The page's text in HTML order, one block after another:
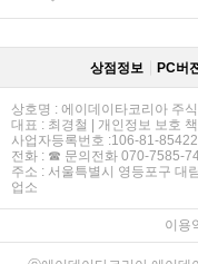
상점정보 PC버
상호명 : 에이데이타코리아 주
대표 : 최경철 | 개인정보 보호
사업자등록번호 :106-81-
전화 : ☎ 문의전화 070-7585-
주소 : 서울특별시 영등포구 대
업소
이용